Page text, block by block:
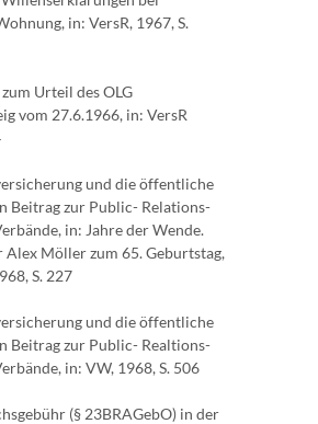
in: VersR, 1967, S.
Urteil des OLG
vom 27.6.1966, in: VersR
und die öffentliche
Beitrag zur Public- Relations-
in: Jahre der Wende.
Alex Möller zum 65. Geburtstag,
S. 227
und die öffentliche
Beitrag zur Public- Realtions-
in: VW, 1968, S. 506
(§ 23BRAGebO) in der